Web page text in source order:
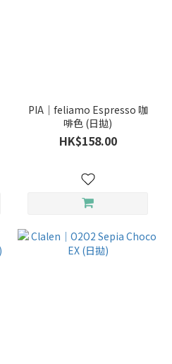
PIA｜feliamo Espresso 咖
啡色 (日拋)
HK$158.00